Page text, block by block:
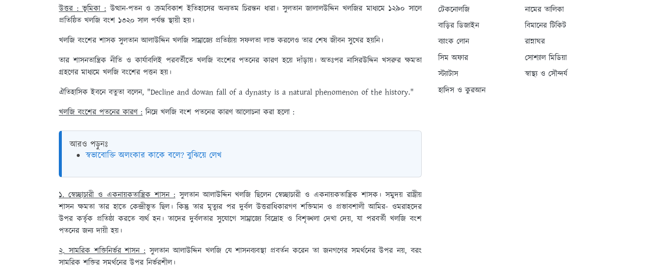
উত্তর : ভূমিকা : উত্থান-পতন ও ক্রমবিকাশ ইতিহাসের অন্যতম চিরন্তন ধারা। সুলতান জালালউদ্দিন খলজির মাধ্যমে ১২৯০ সালে
প্রতিষ্ঠিত খলজি বংশ ১৩২০ সাল পর্যন্ত স্থায়ী হয়।
খলজি বংশের শাসক সুলতান আলাউদ্দিন খলজি সাম্রাজ্যে প্রতিষ্ঠায় সফলতা লাভ করলেও তার শেষ জীবন সুখের হয়নি।
তার শাসনতান্ত্রিক নীতি ও কার্যাবলিই পরবর্তীতে খলজি বংশের পতনের কারণ হয়ে দাঁড়ায়। অতঃপর নাসিরউদ্দিন খসরুর ক্ষমতা
গ্রহণের মাধ্যমে খলজি বংশের পত্তন হয়।
ঐতিহাসিক ইবনে বতুতা বলেন, "Decline and dowan fall of a dynasty is a natural phenomenon of the history."
খলজি বংশের পতনের কারণ : নিম্নে খলজি বংশ পতনের কারণ আলোচনা করা হলো :
আরও পড়ুনঃ
স্বভাবোক্তি অলংকার কাকে বলে? বুঝিয়ে লেখ
১. স্বেচ্ছাচারী ও একনায়কতান্ত্রিক শাসন :সুলতান আলাউদ্দিন খলজি ছিলেন স্বেচ্ছাচারী ও একনায়কতান্ত্রিক শাসক। সমুদয় রাষ্ট্রীয়
শাসন ক্ষমতা তার হাতে কেন্দ্রীভূত ছিল। কিন্তু তার মৃত্যুর পর দুর্বল উত্তরাধিকারগণ শক্তিমান ও প্রভাবশালী আমির- ওমরাহদের
উপর কর্তৃক প্রতিষ্ঠা করতে ব্যর্থ হন। তাদের দুর্বলতার সুযোগে সাম্রাজ্যে বিদ্রোহ ও বিশৃঙ্খলা দেখা দেয়, যা পরবর্তী খলজি বংশ
পতনের জন্য দায়ী হয়।
২. সামরিক শক্তিনির্ভর শাসন :সুলতান আলাউদ্দিন খলজি যে শাসনব্যবস্থা প্রবর্তন করেন তা জনগণের সমর্থনের উপর নয়, বরং
সামরিক শক্তির সমর্থনের উপর নির্ভরশীল।
টেকনোলজি
নামের তালিকা
বাড়ির ডিজাইন
বিমানের টিকিট
ব্যাংক লোন
রান্নাঘর
সিম অফার
সোশ্যাল মিডিয়া
স্ট্যাটাস
স্বাস্থ্য ও সৌন্দর্য
হাদিস ও কুরআন